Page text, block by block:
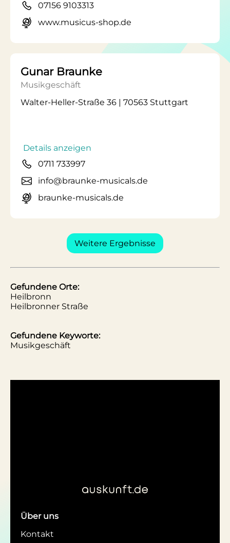
07156 9103313
www.musicus-shop.de
Gunar Braunke
Musikgeschäft
Walter-Heller-Straße 36 | 70563 Stuttgart
Details anzeigen
0711 733997
info@braunke-musicals.de
braunke-musicals.de
Weitere Ergebnisse
Gefundene Orte:
Heilbronn
Heilbronner Straße
Gefundene Keyworte:
Musikgeschäft
Über uns
Kontakt